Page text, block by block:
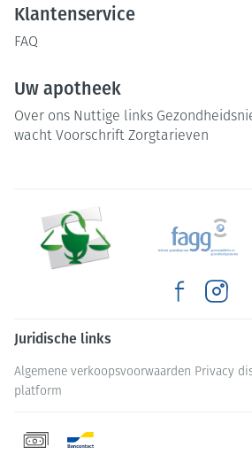
Klantenservice
FAQ
Uw apotheek
Over ons Nuttige links
wacht Voorschrift Zorgtarieven
Juridische links
Algemene verkoopsvoorwaarden Privacy
platform